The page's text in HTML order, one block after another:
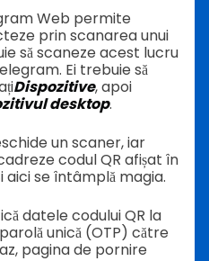
Web permite
prin scanarea unui
să scaneze acest lucru
Ei trebuie să
Dispozitive, apoi
desktop.
un scaner, iar
codul QR afișat în
aici se întâmplă magia.
datele codului QR la
unică (OTP) către
pagina de pornire